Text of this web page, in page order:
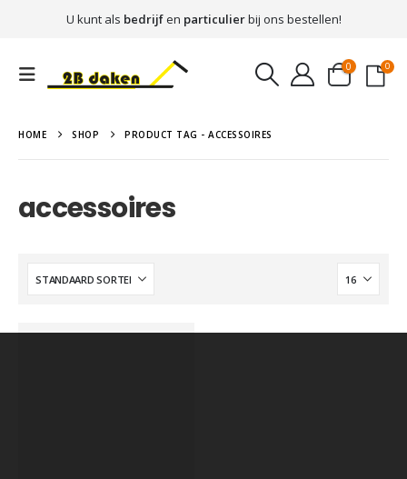
U kunt als bedrijfen particulierbij ons bestellen!
0 0
HOME SHOP PRODUCT TAG - ACCESSOIRES
accessoires